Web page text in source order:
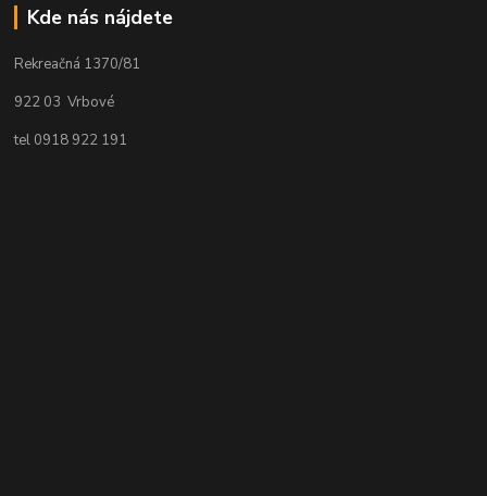
Kde nás nájdete
Rekreačná 1370/81
922 03 Vrbové
tel 0918 922 191